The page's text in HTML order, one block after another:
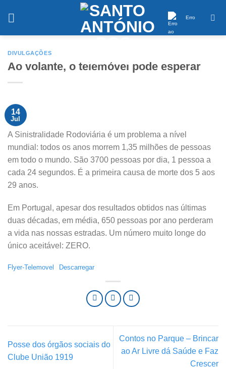
Erro
DIVULGAÇÕES
Ao volante, o telemóvel pode esperar
14
Jul
A Sinistralidade Rodoviária é um problema a nível
mundial: todos os anos morrem 1,35 milhões de pessoas
em todo o mundo. São 3700 pessoas por dia, 1 pessoa a
cada 24 segundos. É a primeira causa de morte dos 5 aos
29 anos.
Em Portugal, apesar dos resultados obtidos nas últimas
duas décadas, em média, 650 pessoas por ano perderam
a vida nas nossas estradas. Um número muito longe do
único aceitável: ZERO.
Flyer-Telemovel Descarregar
Posse dos órgãos sociais do
Clube União 1919
Contos no Parque – Brincar
ao Ar Livre dá Saúde e Faz
Crescer